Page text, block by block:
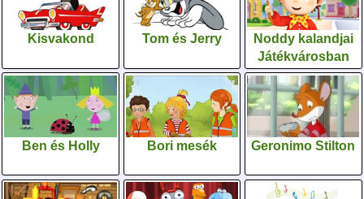
Kisvakond Tom és Jerry
Noddy kalandjai
Játékvárosban
Ben és Holly Bori mesék Geronimo Stilton